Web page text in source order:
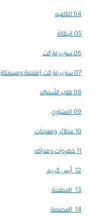
04 الكافيه
05 البقالة
06 سوبرماركت
07 سوبرماركت (ملحمة ومسمكة)
08 قلي الأسماك
09 المشاوي
10 فطائر ومعجنات
11 خضروات وفواكه
12 أيس كريم
13 المطحنة
14 المحمصة